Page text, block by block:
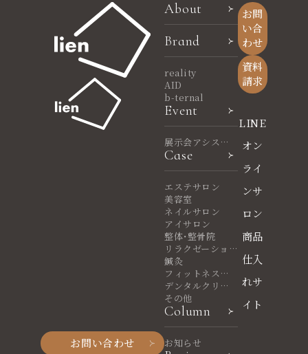
お問い合わせ
About
Brand
reality
AID
b-ternal
Event
展示会アシスタ
ント
Case
エステサロン
美容室
ネイルサロン
アイサロン
整体・整骨院
リラクゼーショ
ンサロン
鍼灸
フィットネスヨ
ガ
デンタルクリニ
ック
その他
Column
お知らせ
お問
い合
わせ
資料
請求
LINE
オン
ライ
ンサ
ロン
商品
仕入
れサ
イト